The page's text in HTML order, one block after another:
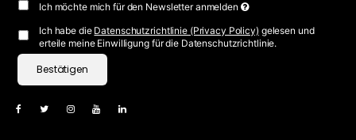
Ich möchte mich für den Newsletter anmelden
Ich habe die Datenschutzrichtlinie (Privacy Policy) gelesen und
erteile meine Einwilligung für die Datenschutzrichtlinie.
Bestätigen